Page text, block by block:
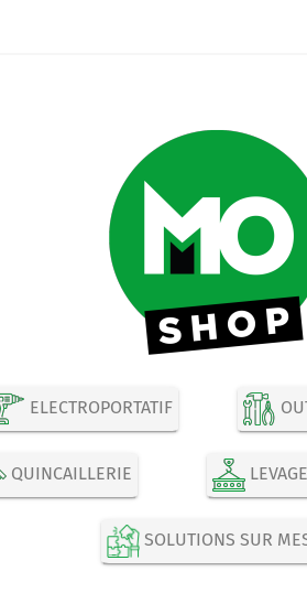
ELECTROPORTATIF
QUINCAILLERIE
SOLUTIONS SUR